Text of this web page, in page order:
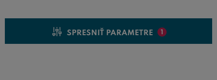
SPRESNIŤ PARAMETRE